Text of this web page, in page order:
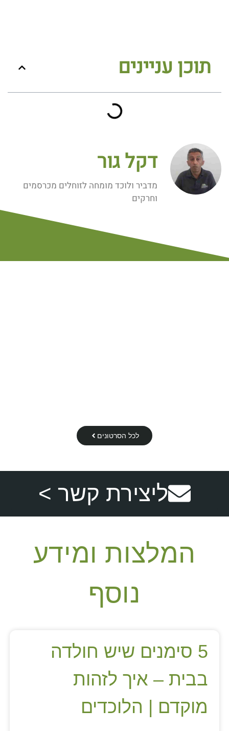
תוכן עניינים
דקל גור
מדביר ולוכד מומחה לזוחלים מכרסמים
וחרקים
לכל הסרטונים
ליצירת קשר >
המלצות ומידע
נוסף
5 סימנים שיש חולדה
בבית – איך לזהות
מוקדם | הלוכדים